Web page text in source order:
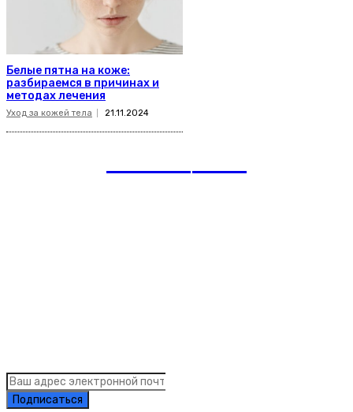
Белые пятна на коже:
разбираемся в причинах и
методах лечения
Уход за кожей тела 21.11.2024
Подписаться